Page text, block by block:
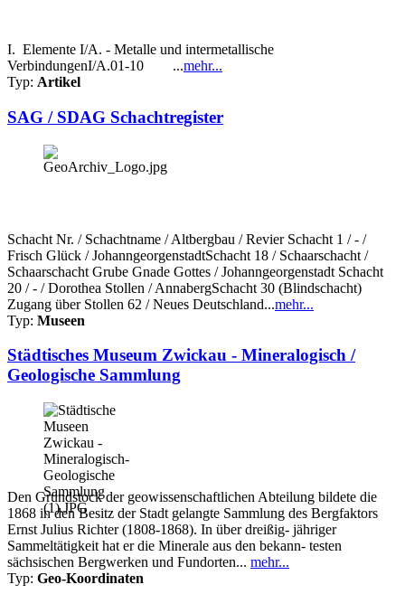
I. Elemente I/A. - Metalle und intermetallische
VerbindungenI/A.01-10 ...mehr...
Typ: Artikel
SAG / SDAG Schachtregister
Schacht Nr. / Schachtname / Altbergbau / Revier Schacht 1 / - /
Frisch Glück / JohanngeorgenstadtSchacht 18 / Schaarschacht /
Schaarschacht Grube Gnade Gottes / Johanngeorgenstadt Schacht
20 / - / Dorothea Stollen / AnnabergSchacht 30 (Blindschacht)
Zugang über Stollen 62 / Neues Deutschland...mehr...
Typ: Museen
Städtisches Museum Zwickau - Mineralogisch /
Geologische Sammlung
Den Grundstock der geowissenschaftlichen Abteilung bildete die
1868 in den Besitz der Stadt gelangte Sammlung des Bergfaktors
Ernst Julius Richter (1808-1868). In über dreißig- jähriger
Sammeltätigkeit hat er die Minerale aus den bekann- testen
sächsischen Bergwerken und Fundorten... mehr...
Typ: Geo-Koordinaten